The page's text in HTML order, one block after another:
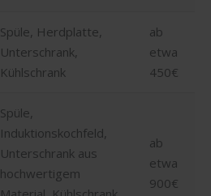
Spüle, Herdplatte,
Unterschrank,
Kühlschrank
ab
etwa
450€
Spüle,
Induktionskochfeld,
Unterschrank aus
hochwertigem
ab
etwa
900€